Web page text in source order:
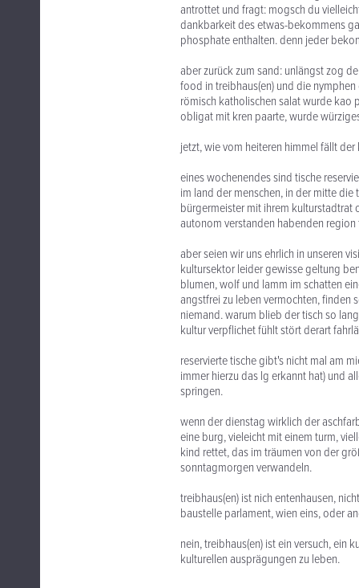
antrottet und fragt: mogsch du
dankbarkeit des etwas-bekommens
phosphate enthalten. denn jeder
aber zurück zum sand: unlängst zog
food in treibhaus(en) und die
römisch katholischen salat wurde kao
obligat mit kren paarte, wurde
jetzt, wie vom heiteren himmel fällt
eines wochenendes sind tische
im land der menschen, in der mitte
bürgermeister mit ihrem
autonom verstanden habenden region
aber seien wir uns ehrlich in unseren
kultursektor leider gewisse geltung
blumen, wolf und lamm im schatten
angstfrei zu leben vermochten, finden
niemand. warum blieb der tisch so
kultur verpflichet fühlt stört derart
reservierte tische gibt's nicht mal am
immer hierzu das lg erkannt hat) und
springen.
wenn der dienstag wirklich der
eine burg, vieleicht mit einem turm,
kind rettet, das im träumen von der
sonntagmorgen verwandeln.
treibhaus(en) ist nich entenhausen,
baustelle parlament, wien eins, oder
nein, treibhaus(en) ist ein versuch, ein
kulturellen ausprägungen zu leben.